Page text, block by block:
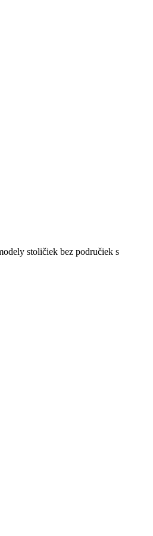
stoličiek bez područiek s